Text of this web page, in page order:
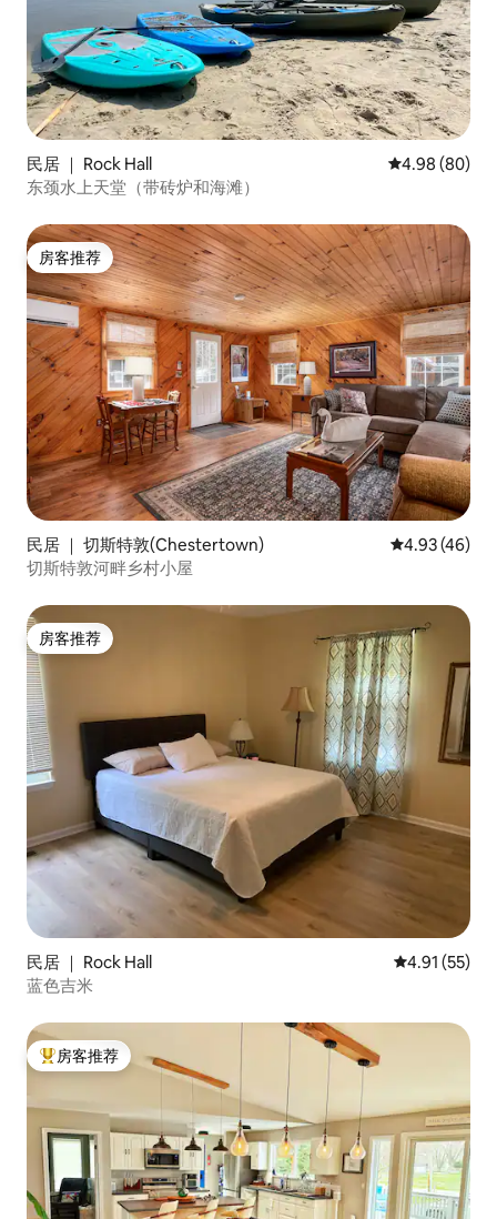
民居 ｜ Rock Hall 平均评分 4.98
4.98 (80)
东颈水上天堂（带砖炉和海滩）
房客推荐
房客推荐
民居 ｜ 切斯特敦(Chestertown) 平均评分
4.93 (46)
切斯特敦河畔乡村小屋
房客推荐
房客推荐
民居 ｜ Rock Hall 平均评分
4.91 (55)
蓝色吉米
热门「房客推荐」
房客推荐